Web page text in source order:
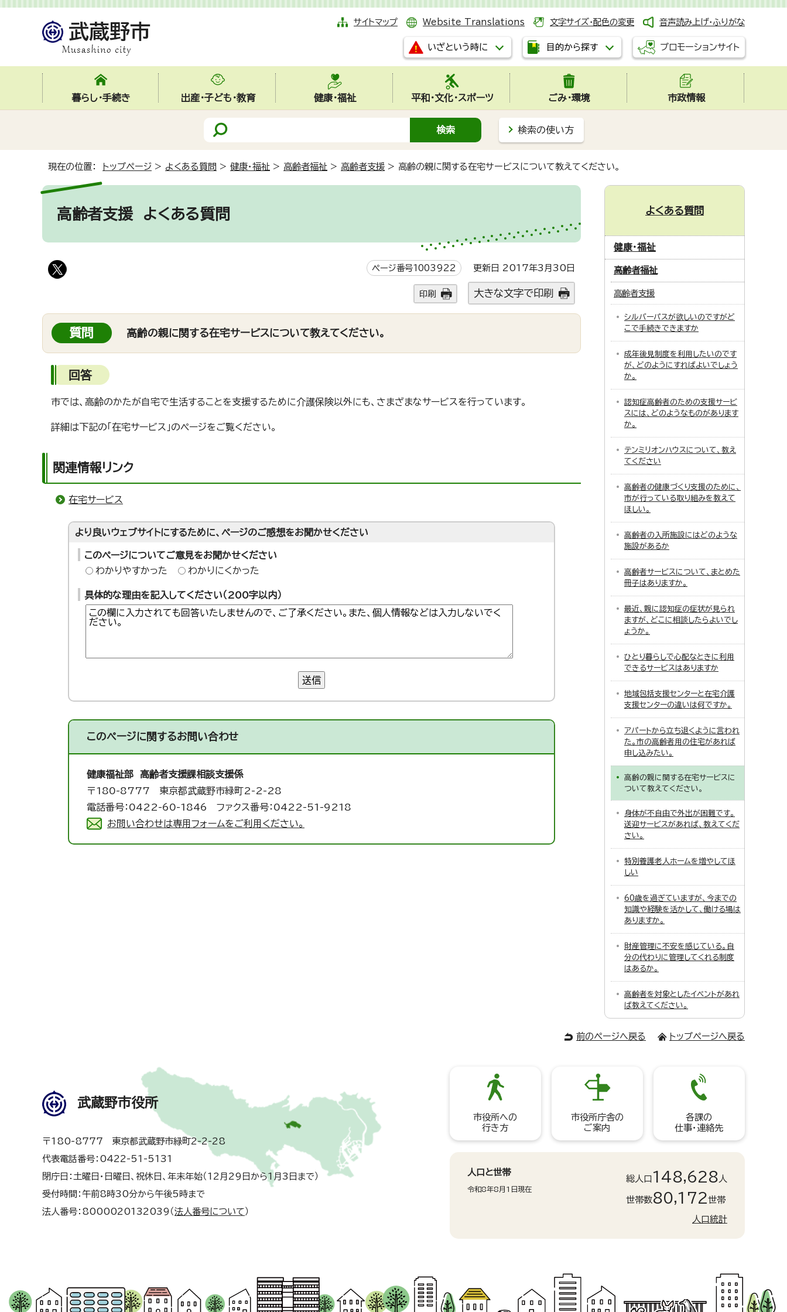
サイトマップ Website Translations 文字サイズ・配色の変更 音声読み上げ・ふりがな
いざという時に 目的から探す プロモーションサイト
暮らし・手続き 出産・子ども・教育 健康・福祉 平和・文化・スポーツ ごみ・環境 市政情報
検索の使い方
現在の位置： トップページ > よくある質問 > 健康・福祉 > 高齢者福祉 > 高齢者支援 > 高齢の親に関する在宅サービスについて教えてください。
高齢者支援 よくある質問
ページ番号1003922 更新日 2017年3月30日
印刷 大きな文字で印刷
質問 高齢の親に関する在宅サービスについて教えてください。
回答
市では、高齢のかたが自宅で生活することを支援するために介護保険以外にも、さまざまなサービスを行っています。
詳細は下記の「在宅サービス」のページをご覧ください。
関連情報リンク
在宅サービス
より良いウェブサイトにするために、ページのご感想をお聞かせください
このページについてご意見をお聞かせください
わかりやすかった
わかりにくかった
具体的な理由を記入してください（200字以内）
送信
このページに関するお問い合わせ
健康福祉部 高齢者支援課相談支援係
〒180-8777 東京都武蔵野市緑町2-2-28
電話番号：0422-60-1846 ファクス番号：0422-51-9218
お問い合わせは専用フォームをご利用ください。
よくある質問
健康・福祉
高齢者福祉
高齢者支援
シルバーパスが欲しいのですがど
こで手続きできますか
成年後見制度を利用したいのです
が、どのようにすればよいでしょう
か。
認知症高齢者のための支援サービ
スには、どのようなものがあります
か。
テンミリオンハウスについて、教え
てください
高齢者の健康づくり支援のために、
市が行っている取り組みを教えて
ほしい。
高齢者の入所施設にはどのような
施設があるか
高齢者サービスについて、まとめた
冊子はありますか。
最近、親に認知症の症状が見られ
ますが、どこに相談したらよいでし
ょうか。
ひとり暮らしで心配なときに利用
できるサービスはありますか
地域包括支援センターと在宅介護
支援センターの違いは何ですか。
アパートから立ち退くように言われ
た。市の高齢者用の住宅があれば
申し込みたい。
高齢の親に関する在宅サービスに
ついて教えてください。
身体が不自由で外出が困難です。
送迎サービスがあれば、教えてくだ
さい。
特別養護老人ホームを増やしてほ
しい
60歳を過ぎていますが、今までの
知識や経験を活かして、働ける場は
ありますか。
財産管理に不安を感じている。自
分の代わりに管理してくれる制度
はあるか。
高齢者を対象としたイベントがあれ
ば教えてください。
前のページへ戻る トップページへ戻る
武蔵野市役所
〒180-8777 東京都武蔵野市緑町2-2-28
代表電話番号：0422-51-5131
閉庁日：土曜日・日曜日、祝休日、年末年始（12月29日から1月3日まで）
受付時間：午前8時30分から午後5時まで
法人番号：8000020132039（ 法人番号について ）
市役所への
行き方
市役所庁舎の
ご案内
各課の
仕事・連絡先
人口と世帯
令和8年8月1日現在
総人口 148,628 人
世帯数80,172世帯
人口統計